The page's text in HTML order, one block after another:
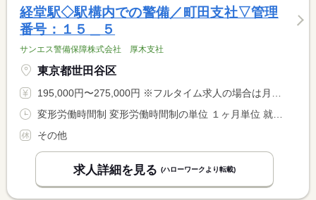
経堂駅◇駅構内での警備／町田支社▽管理
番号：１５＿５
サンエス警備保障株式会社 厚木支社
東京都世田谷区
195,000円〜275,000円 ※フルタイム求人の場合は月額（換算額）、パート求人の場合は時間額を表示しています。
その他
求人詳細を見る (ハローワークより転載)